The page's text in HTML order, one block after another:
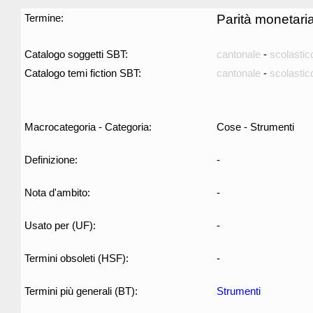
Termine: Parità
Catalogo soggetti SBT: cantonale -
Catalogo temi fiction SBT:
cantonale -
Macrocategoria - Categoria: Cose - Strumenti
Definizione: -
Nota d'ambito: -
Usato per (UF): -
Termini obsoleti (HSF): -
Termini più generali (BT): Strumenti